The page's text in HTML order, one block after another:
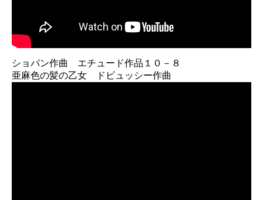
ショパン作曲 エチュード作品１０－８
亜麻色の髪の乙女 ドビュッシー作曲